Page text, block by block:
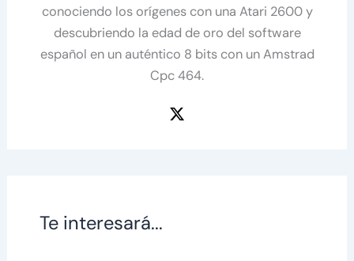
conociendo los orígenes con una Atari 2600 y
descubriendo la edad de oro del software
español en un auténtico 8 bits con un Amstrad
Cpc 464.
Te interesará...